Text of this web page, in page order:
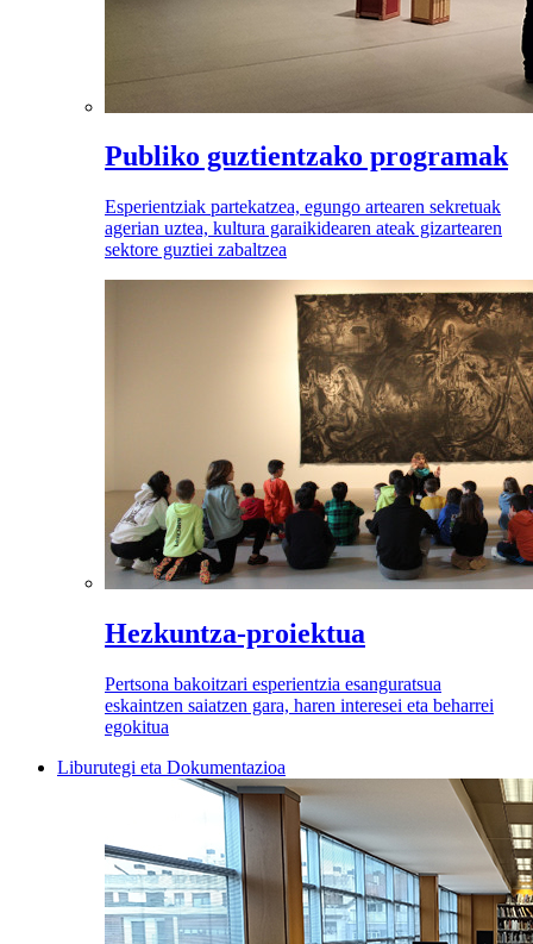
Publiko guztientzako programak
Esperientziak partekatzea, egungo artearen sekretuak
agerian uztea, kultura garaikidearen ateak gizartearen
sektore guztiei zabaltzea
Hezkuntza-proiektua
Pertsona bakoitzari esperientzia esanguratsua
eskaintzen saiatzen gara, haren interesei eta beharrei
egokitua
Liburutegi eta Dokumentazioa